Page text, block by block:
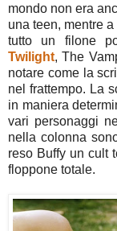
mondo non era
una teen, mentre
tutto un filone
Twilight, The
notare come la
nel frattempo. La
in maniera
vari personaggi
nella colonna
reso Buffy un cult
floppone totale.